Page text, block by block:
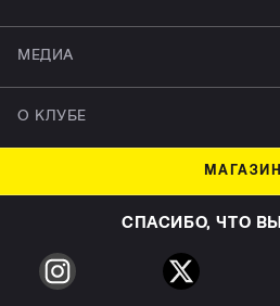
МЕДИА
О КЛУБЕ
МАГАЗИН
СПАСИБО, ЧТО